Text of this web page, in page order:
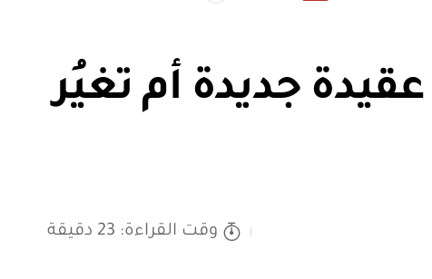
جديدة أم تغيُر
وقت القراءة: 23 دقيقة